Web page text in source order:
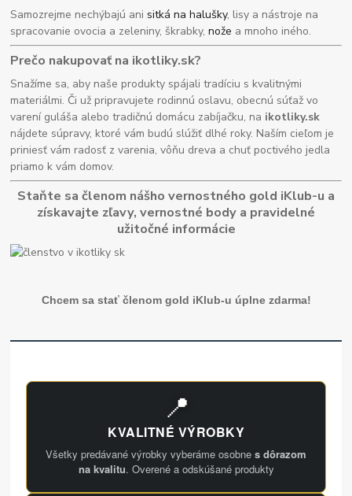
Samozrejme nechýbajú anisitká na halušky, lisy a nástroje na
spracovanie ovocia a zeleniny, škrabky,nože a mnoho iného.
Prečo nakupovať na ikotliky.sk?
Snažíme sa, aby naše produkty spájali tradíciu s kvalitnými
materiálmi. Či už pripravujete rodinnú oslavu, obecnú súťaž vo
varení guláša alebo tradičnú domácu zabíjačku, na ikotliky.sk
nájdete súpravy, ktoré vám budú slúžiť dlhé roky. Naším cieľom je
priniesť vám radosť z varenia, vôňu dreva a chuť poctivého jedla
priamo k vám domov.
Staňte sa členom nášho vernostného gold iKlub-u a
získavajte zľavy, vernostné body a pravidelné
užitočné informácie
Chcem sa stať členom gold iKlub-u úplne zdarma!
📍
KVALITNÉ VÝROBKY
Všetky predávané výrobky vyberáme osobne s dôrazom
na kvalitu. Overené a odskúšané produkty